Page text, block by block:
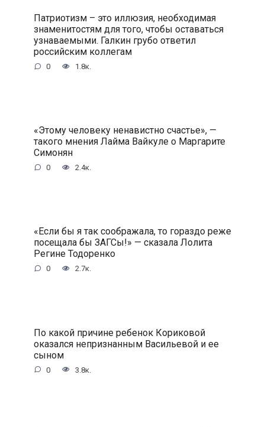
Патриотизм – это иллюзия, необходимая
знаменитостям для того, чтобы оставаться
узнаваемыми. Галкин грубо ответил
российским коллегам
0 1.8к.
«Этому человеку ненавистно счастье», —
такого мнения Лайма Вайкуле о Маргарите
Симонян
0 2.4к.
«Если бы я так соображала, то гораздо реже
посещала бы ЗАГСы!» — сказала Лолита
Регине Тодоренко
0 2.7к.
По какой причине ребенок Кориковой
оказался непризнанным Васильевой и ее
сыном
0 3.8к.